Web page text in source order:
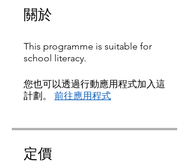
關於
This programme is suitable for
school literacy.
您也可以透過行動應用程式加入這
計劃。
前往應用程式
定價